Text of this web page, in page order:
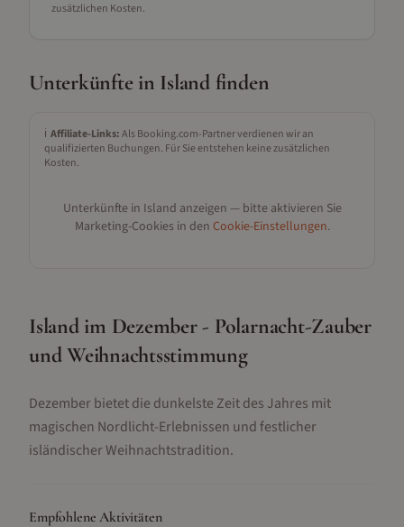
zusätzlichen Kosten.
Unterkünfte in Islandfinden
ℹ️ Affiliate-Links:Als Booking.com-Partner verdienen wir an
qualifizierten Buchungen. Für Sie entstehen keine zusätzlichen
Kosten.
Unterkünfte in Island anzeigen — bitte aktivieren Sie
Marketing-Cookies in den Cookie-Einstellungen.
Island im Dezember - Polarnacht-Zauber
und Weihnachtsstimmung
Dezember bietet die dunkelste Zeit des Jahres mit
magischen Nordlicht-Erlebnissen und festlicher
isländischer Weihnachtstradition.
Empfohlene Aktivitäten